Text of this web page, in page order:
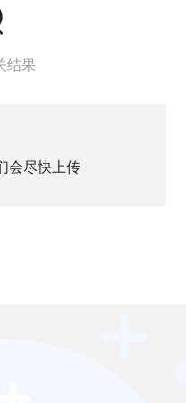
结果
会尽快上传